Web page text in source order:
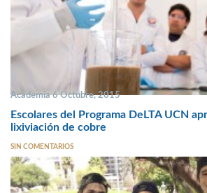
Academia 6 Octubre, 2015
Escolares del Programa DeLTA UCN
lixiviación de cobre
SIN COMENTARIOS